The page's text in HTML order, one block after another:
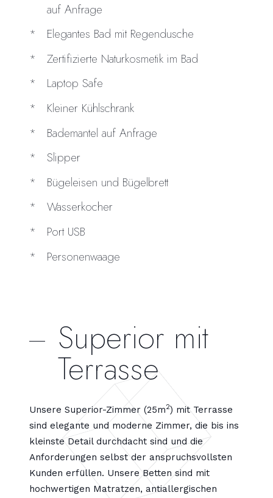
auf Anfrage
Elegantes Bad mit Regendusche
Zertifizierte Naturkosmetik im Bad
Laptop Safe
Kleiner Kühlschrank
Bademantel auf Anfrage
Slipper
Bügeleisen und Bügelbrett
Wasserkocher
Port USB
Personenwaage
Superior mit
Terrasse
Unsere Superior-Zimmer (25m2) mit Terrasse
sind elegante und moderne Zimmer, die bis ins
kleinste Detail durchdacht sind und die
Anforderungen selbst der anspruchsvollsten
Kunden erfüllen. Unsere Betten sind mit
hochwertigen Matratzen, antiallergischen